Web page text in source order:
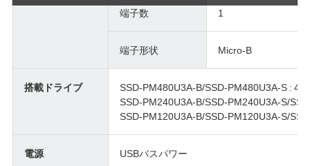
端子数 1
端子形状 Micro-B
搭載ドライブ
SSD-PM480U3A-B/SSD-PM480U3A-S :
SSD-PM240U3A-B/SSD-PM240U3A-S/
SSD-PM120U3A-B/SSD-PM120U3A-S/
電源 USBバスパワー